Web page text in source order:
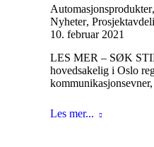
Automasjonsprodukter
Nyheter,
10. februar 2021
LES MER – SØK
hovedsakelig i Oslo
Les mer...